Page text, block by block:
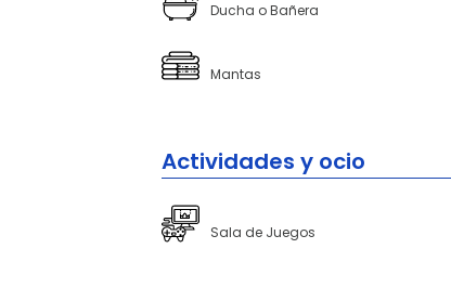
Ducha o Bañera
Mantas
Actividades y ocio
Sala de Juegos